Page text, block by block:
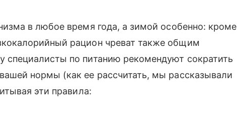
в любое время года, а зимой особенно: кроме
рацион чреват также общим
по питанию рекомендуют сократить
нормы (как ее рассчитать, мы рассказывали
эти правила: